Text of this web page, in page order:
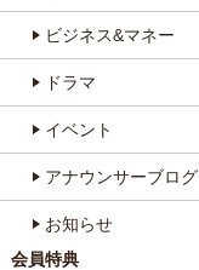
ビジネス&マネー
ドラマ
イベント
アナウンサーブログ
お知らせ
会員特典